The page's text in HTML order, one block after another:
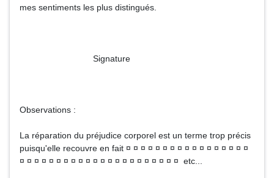
mes sentiments les plus distingués.
Signature
Observations :
La réparation du préjudice corporel est un terme trop précis
puisqu'elle recouvre en fait ¤ ¤ ¤ ¤ ¤ ¤ ¤ ¤ ¤ ¤ ¤ ¤ ¤ ¤ ¤ ¤ ¤
¤ ¤ ¤ ¤ ¤ ¤ ¤ ¤ ¤ ¤ ¤ ¤ ¤ ¤ ¤ ¤ ¤ ¤ ¤ ¤ ¤ ¤ etc...